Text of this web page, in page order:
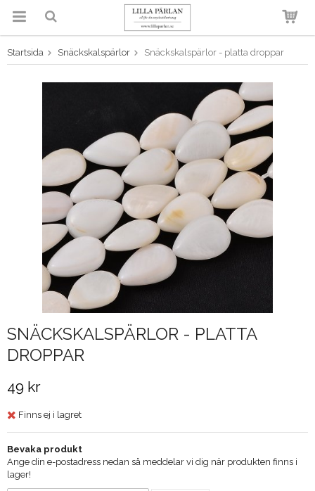
Produkten har blivit tillagd i
varukorgen
Startsida Snäckskalspärlor Snäckskalspärlor - platta droppar
SNÄCKSKALSPÄRLOR - PLATTA
DROPPAR
49 kr
Finns ej i lagret
Bevaka produkt
Ange din e-postadress nedan så meddelar vi dig när produkten finns i
lager!